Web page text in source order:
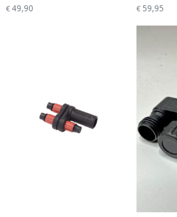
€49,90 € 59,95